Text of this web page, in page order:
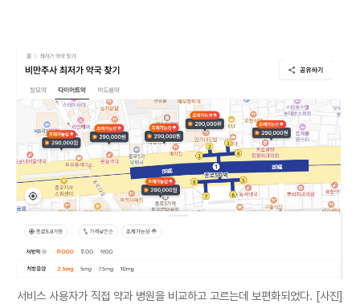
서비스 사용자가 직접 약과 병원을 비교하고 고르는데 보편화되었다. [사진]